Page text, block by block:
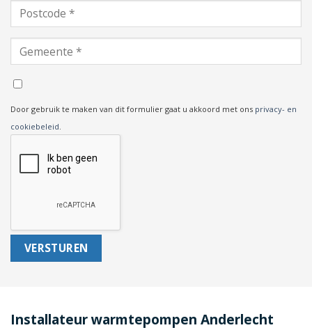
Door gebruik te maken van dit formulier gaat u akkoord met ons privacy- en
cookiebeleid
Installateur warmtepompen Anderlecht